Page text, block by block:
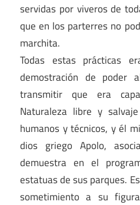
servidas por viveros de
que en los parterres no
marchita.
Todas estas prácticas
demostración de poder
transmitir que era
Naturaleza libre y
humanos y técnicos, y él
dios griego Apolo,
demuestra en el
estatuas de sus parques.
sometimiento a su